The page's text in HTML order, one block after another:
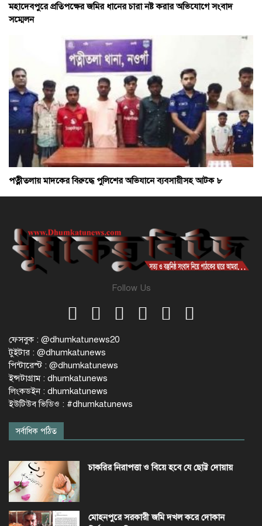
মহাদেবপুরে প্রতিপক্ষের জমির ধানের চারা নষ্ট করার অভিযোগে সংবাদ
সম্মেলন
পত্নীতলায় মাদকের বিরুদ্ধে পুলিশের অভিযানে ব্যবসায়ীসহ আটক ৮
Follow Us
ফেসবুক : @dhumkatunews20
টুইটার : @dhumkatunews
পিন্টারেস্ট : @dhumkatunews
ইন্সটাগ্রাম : dhumkatunews
লিংকডইন : dhumkatunews
ইউটিউব ভিডিও : #dhumkatunews
সর্বাধিক পঠিত
চাকরির নিরাপত্তা ও বিয়ে হবে যে ছোট্ট দোয়ায়
মোহনপুরে সরকারী জমি দখল করে দোকান